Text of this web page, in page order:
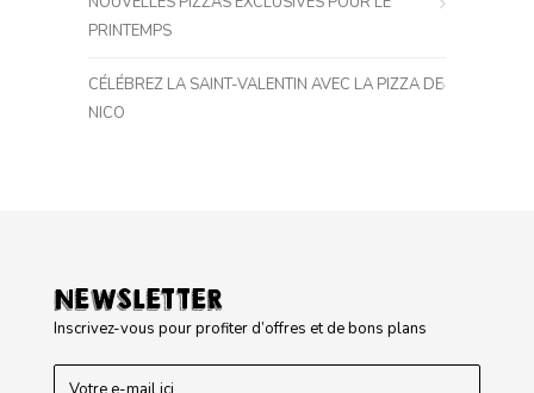
PRINTEMPS
CÉLÉBREZ LA SAINT-VALENTIN AVEC LA PIZZA DE
NICO
NEWSLETTER
Inscrivez-vous pour profiter d’offres et de bons plans